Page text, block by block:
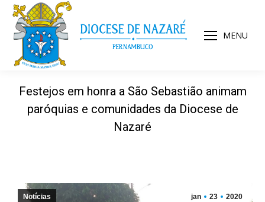
MENU
Festejos em honra a São Sebastião animam
paróquias e comunidades da Diocese de
Nazaré
jan 23 2020
Notícias